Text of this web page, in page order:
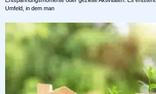
Umfeld, in dem man